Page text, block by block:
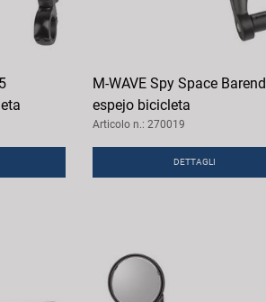
M-WAVE Spy Space Barend
espejo bicicleta
Articolo n.: 270019
DETTAGLI